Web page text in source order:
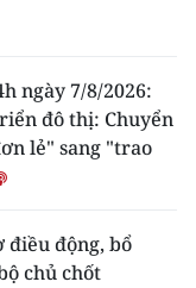
ngày 7/8/2026:
đô thị: Chuyển
lẻ" sang "trao
điều động, bổ
chủ chốt